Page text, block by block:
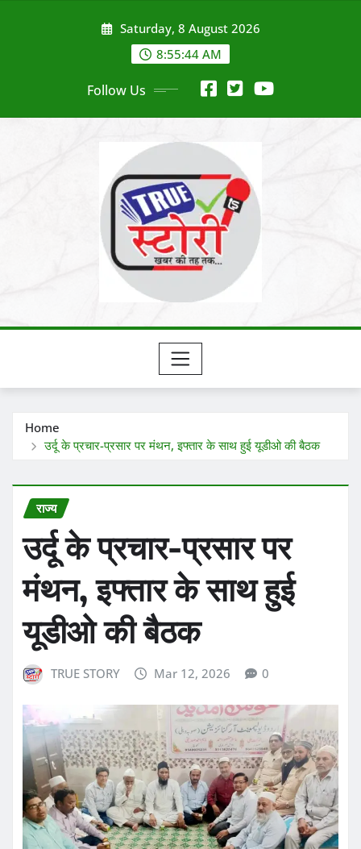
Saturday, 8 August 2026
8:55:45 AM
Follow Us
Home
उर्दू के प्रचार-प्रसार पर मंथन, इफ्तार के साथ हुई यूडीओ की बैठक
राज्य
उर्दू के प्रचार-प्रसार पर
मंथन, इफ्तार के साथ हुई
यूडीओ की बैठक
TRUE STORY Mar 12, 2026 0